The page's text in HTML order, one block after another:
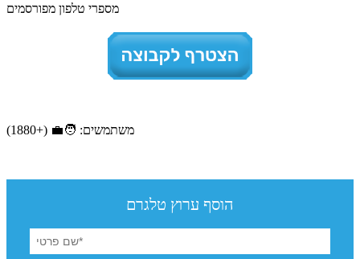
מספרי טלפון מפורסמים
משתמשים: 🧑‍💼 (+1880)
הוסף ערוץ טלגרם